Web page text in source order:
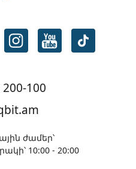
100
ժամեր՝
10:00 - 20:00